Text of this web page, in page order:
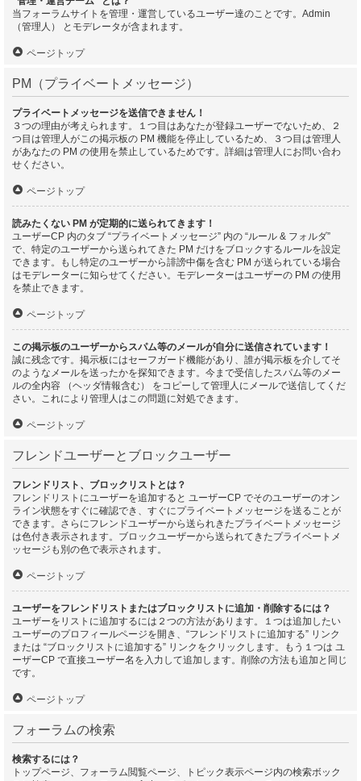
当フォーラムサイトを管理・運営しているユーザー達のことです。Admin
（管理人） とモデレータが含まれます。
ページトップ
PM（プライベートメッセージ）
プライベートメッセージを送信できません！
３つの理由が考えられます。１つ目はあなたが登録ユーザーでないため、２
つ目は管理人がこの掲示板の PM 機能を停止しているため、３つ目は管理人
があなたの PM の使用を禁止しているためです。詳細は管理人にお問い合わ
せください。
ページトップ
読みたくない PM が定期的に送られてきます！
ユーザーCP 内のタブ “プライベートメッセージ” 内の “ルール & フォルダ”
で、特定のユーザーから送られてきた PM だけをブロックするルールを設定
できます。もし特定のユーザーから誹謗中傷を含む PM が送られている場合
はモデレーターに知らせてください。モデレーターはユーザーの PM の使用
を禁止できます。
ページトップ
この掲示板のユーザーからスパム等のメールが自分に送信されています！
誠に残念です。掲示板にはセーフガード機能があり、誰が掲示板を介してそ
のようなメールを送ったかを探知できます。今まで受信したスパム等のメー
ルの全内容 （ヘッダ情報含む） をコピーして管理人にメールで送信してくだ
さい。これにより管理人はこの問題に対処できます。
ページトップ
フレンドユーザーとブロックユーザー
フレンドリスト、ブロックリストとは？
フレンドリストにユーザーを追加すると ユーザーCP でそのユーザーのオン
ライン状態をすぐに確認でき、すぐにプライベートメッセージを送ることが
できます。さらにフレンドユーザーから送られきたプライベートメッセージ
は色付き表示されます。ブロックユーザーから送られてきたプライベートメ
ッセージも別の色で表示されます。
ページトップ
ユーザーをフレンドリストまたはブロックリストに追加・削除するには？
ユーザーをリストに追加するには２つの方法があります。１つは追加したい
ユーザーのプロフィールページを開き、“フレンドリストに追加する” リンク
または “ブロックリストに追加する” リンクをクリックします。もう１つは ユ
ーザーCP で直接ユーザー名を入力して追加します。削除の方法も追加と同じ
です。
ページトップ
フォーラムの検索
検索するには？
トップページ、フォーラム閲覧ページ、トピック表示ページ内の検索ボック